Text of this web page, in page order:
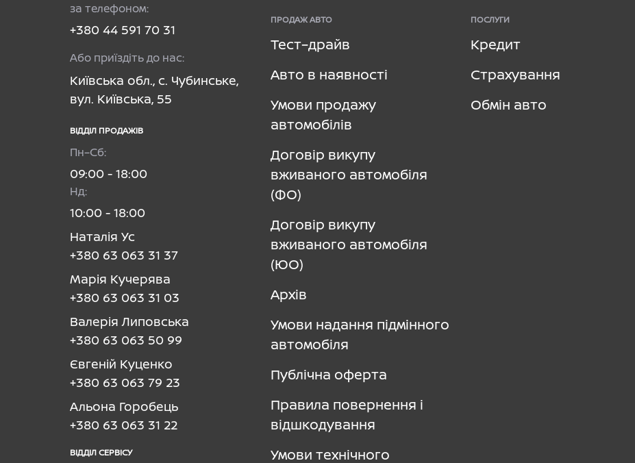
за телефоном:
+380 44 591 70 31
Або приїздіть до нас:
Київська обл., с. Чубинське,
вул. Київська, 55
ВІДДІЛ ПРОДАЖІВ
Пн–Сб:
09:00 - 18:00
Нд:
10:00 - 18:00
Наталія Ус
+380 63 063 31 37
Марія Кучерява
+380 63 063 31 03
Валерія Липовська
+380 63 063 50 99
Євгеній Куценко
+380 63 063 79 23
Альона Горобець
+380 63 063 31 22
ВІДДІЛ CЕРВІСУ
ПРОДАЖ АВТО
Тест–драйв
Авто в наявності
Умови продажу
автомобілів
Договір викупу
вживаного автомобіля
(ФО)
Договір викупу
вживаного автомобіля
(ЮО)
Архів
Умови надання підмінного
автомобіля
Публічна оферта
Правила повернення і
відшкодування
Умови технічного
ПОСЛУГИ
Кредит
Страхування
Обмін авто